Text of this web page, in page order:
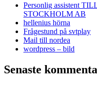
Personlig assistent
STOCKHOLM AB
hellenius hörna
Frågestund på svtplay
Mail till nordea
wordpress – bild
Senaste